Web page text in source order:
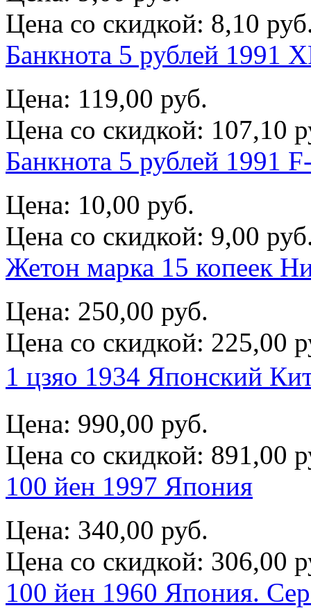
Цена со скидкой: 8,10
Банкнота 5 рублей 1991
Цена: 119,00 руб.
Цена со скидкой: 107,10
Банкнота 5 рублей 1991
Цена: 10,00 руб.
Цена со скидкой: 9,00
Жетон марка 15 копеек
Цена: 250,00 руб.
Цена со скидкой: 225,00
1 цзяо 1934 Японский
Цена: 990,00 руб.
Цена со скидкой: 891,00
100 йен 1997 Япония
Цена: 340,00 руб.
Цена со скидкой: 306,00
100 йен 1960 Япония.